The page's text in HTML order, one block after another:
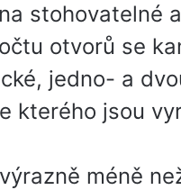
stohovatelné
otvorů se
jedno- a
kterého jsou
méně